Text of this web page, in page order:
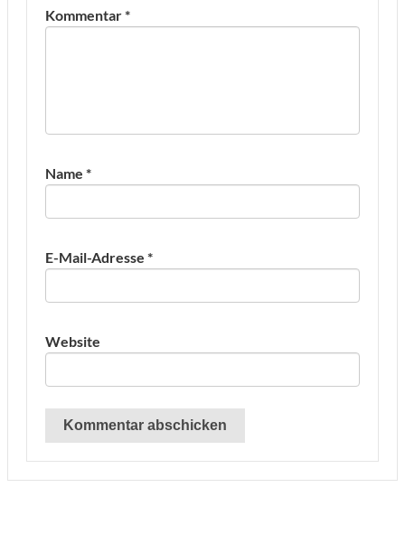
Kommentar*
Name *
E-Mail-Adresse *
Website